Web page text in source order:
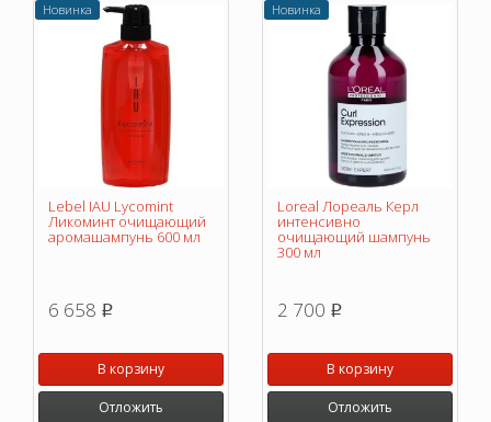
Новинка
Lebel IAU Lycomint
Ликоминт очищающий
аромашампунь 600 мл
6 658 p
В корзину
Отложить
Новинка
Loreal Лореаль Керл
интенсивно
очищающий шампунь
300 мл
2 700 p
В корзину
Отложить